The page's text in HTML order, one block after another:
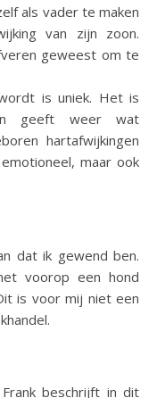
als vader te maken
van zijn zoon.
geweest om te
is uniek. Het is
geeft weer wat
hartafwijkingen
maar ook
dat ik gewend ben.
voorop een hond
is voor mij niet een
beschrijft in dit